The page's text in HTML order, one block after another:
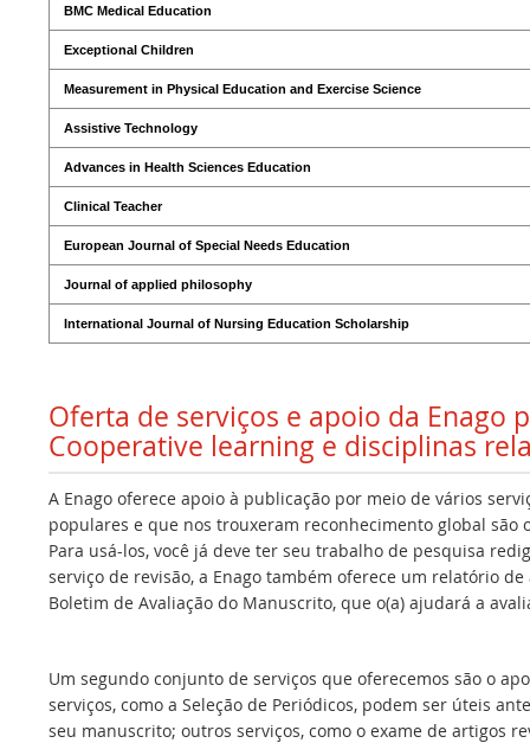
BMC Medical Education
Exceptional Children
Measurement in Physical Education and Exercise Science
Assistive Technology
Advances in Health Sciences Education
Clinical Teacher
European Journal of Special Needs Education
Journal of applied philosophy
International Journal of Nursing Education Scholarship
Oferta de serviços e apoio da Enago
Cooperative learning e disciplinas
A Enago oferece apoio à publicação por meio de vários
populares e que nos trouxeram reconhecimento global são
Para usá-los, você já deve ter seu trabalho de pesquisa
serviço de revisão, a Enago também oferece um relatório
Boletim de Avaliação do Manuscrito, que o(a) ajudará a
Um segundo conjunto de serviços que oferecemos são o
serviços, como a Seleção de Periódicos, podem ser úteis
seu manuscrito; outros serviços, como o exame de artigos